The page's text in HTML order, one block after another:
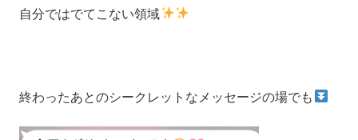
自分ではでてこない領域
終わったあとのシークレットなメッセージの場でも